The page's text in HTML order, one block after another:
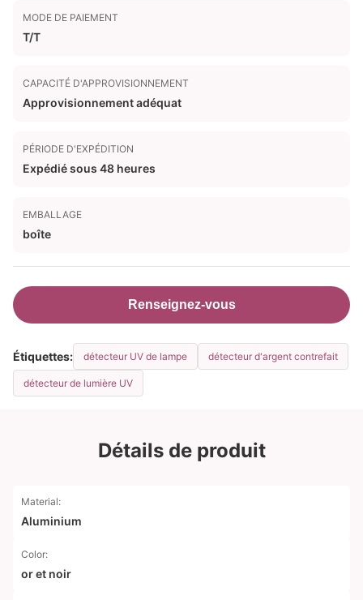
MODE DE PAIEMENT
T/T
CAPACITÉ D'APPROVISIONNEMENT
Approvisionnement adéquat
PÉRIODE D'EXPÉDITION
Expédié sous 48 heures
EMBALLAGE
boîte
Renseignez-vous
Étiquettes: détecteur UV de lampe détecteur d'argent contrefait
détecteur de lumière UV
Détails de produit
Material:
Aluminium
Color:
or et noir